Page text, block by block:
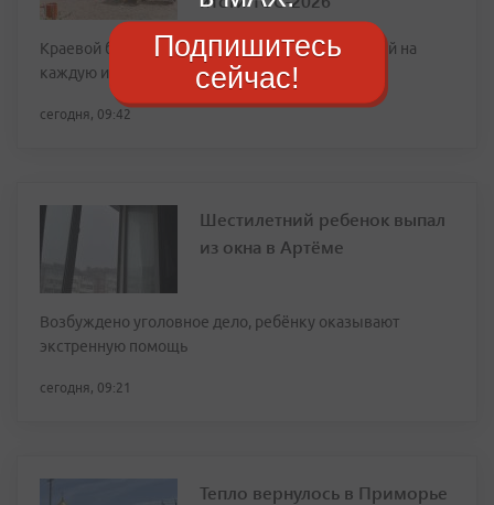
Краевой бюджет направил от 1 до 2,5 млн рублей на
каждую из одобренных заявок
сегодня, 09:42
Шестилетний ребенок выпал
из окна в Артёме
Возбуждено уголовное дело, ребёнку оказывают
экстренную помощь
сегодня, 09:21
Тепло вернулось в Приморье
Подпишитесь
сейчас!